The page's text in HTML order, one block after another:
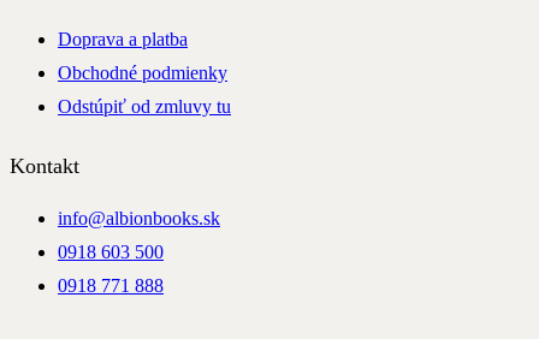
Doprava a platba
Obchodné podmienky
Odstúpiť od zmluvy tu
Kontakt
info@albionbooks.sk
0918 603 500
0918 771 888